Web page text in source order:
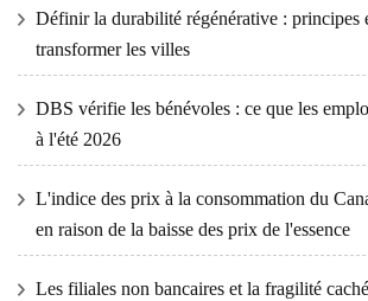
Définir la durabilité régénérative : principes
transformer les villes
DBS vérifie les bénévoles : ce que les
à l'été 2026
L'indice des prix à la consommation du
en raison de la baisse des prix de l'essence
Les filiales non bancaires et la fragilité